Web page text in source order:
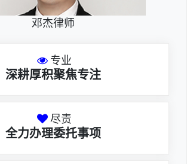
邓杰律师
专业
深耕厚积聚焦专注
尽责
全力办理委托事项